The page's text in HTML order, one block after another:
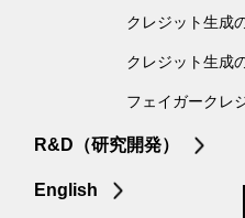
クレジット生成
クレジット生成
フェイガークレ
R&D（研究開発）
English